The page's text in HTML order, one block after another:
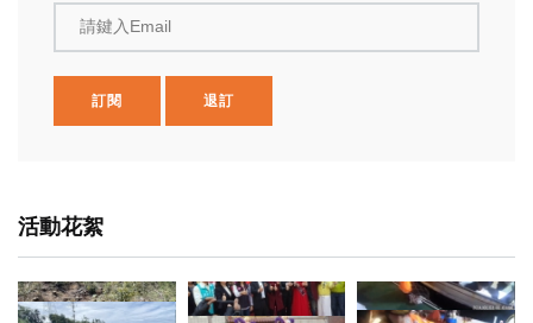
請鍵入Email
訂閱 退訂
活動花絮